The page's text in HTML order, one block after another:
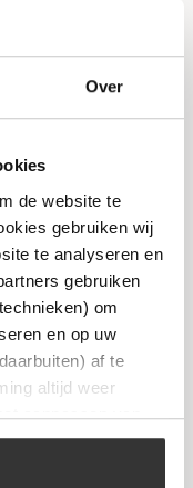
Over
de website te
gebruiken wij
te analyseren en
gebruiken
om
en op uw
af te
altijd weer
aanpassen van
wij u naar ons